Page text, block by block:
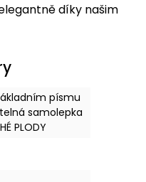
díky našim
písmu
samolepka
PLODY